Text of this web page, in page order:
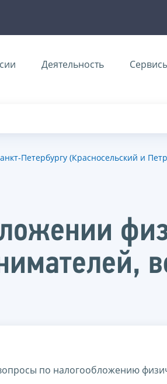
Деятельность
Петербургу (Красносельский и
по налогообложению